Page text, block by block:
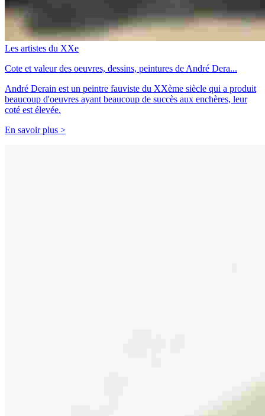
Les artistes du XXe
Cote et valeur des oeuvres, dessins, peintures de André Dera...
André Derain est un peintre fauviste du XXème siècle qui a produit
beaucoup d'oeuvres ayant beaucoup de succès aux enchères, leur
coté est élevée.
En savoir plus >